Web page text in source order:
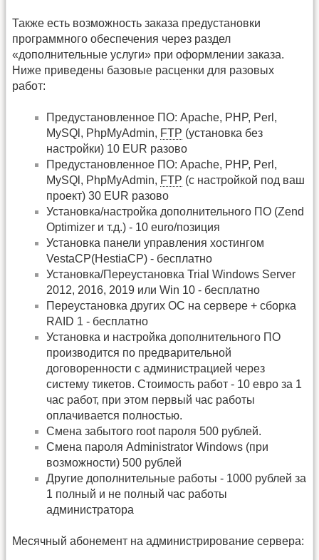
Также есть возможность заказа предустановки
программного обеспечения через раздел
«дополнительные услуги» при оформлении заказа.
Ниже приведены базовые расценки для разовых
работ:
Предустановленное ПО: Apache, PHP, Perl,
MySQl, PhpMyAdmin, FTP (установка без
настройки) 10 EUR разово
Предустановленное ПО: Apache, PHP, Perl,
MySQl, PhpMyAdmin, FTP (с настройкой под ваш
проект) 30 EUR разово
Установка/настройка дополнительного ПО (Zend
Optimizer и т.д.) - 10 euro/позиция
Установка панели управления хостингом
VestaCP(HestiaCP) - бесплатно
Установка/Переустановка Trial Windows Server
2012, 2016, 2019 или Win 10 - бесплатно
Переустановка других ОС на сервере + сборка
RAID 1 - бесплатно
Установка и настройка дополнительного ПО
производится по предварительной
договоренности с администрацией через
систему тикетов. Стоимость работ - 10 евро за 1
час работ, при этом первый час работы
оплачивается полностью.
Смена забытого root пароля 500 рублей.
Смена пароля Administrator Windows (при
возможности) 500 рублей
Другие дополнительные работы - 1000 рублей за
1 полный и не полный час работы
администратора
Месячный абонемент на администрирование сервера: